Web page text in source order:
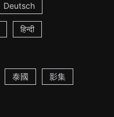
Deutsch
हिन्दी
泰國 影集